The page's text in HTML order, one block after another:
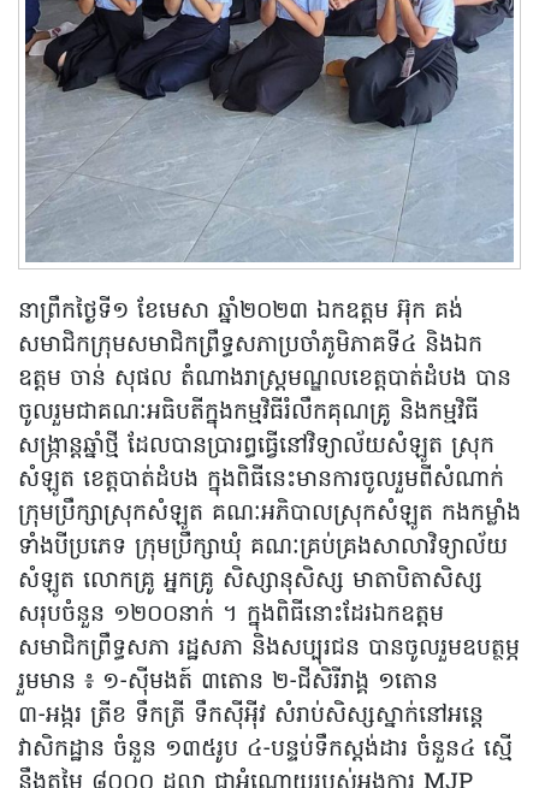
នាព្រឹកថ្ងៃទី១ ខែមេសា ឆ្នាំ២០២៣ ឯកឧត្តម អ៊ុក គង់
សមាជិកក្រុមសមាជិកព្រឹទ្ធសភាប្រចាំភូមិភាគទី៤ និងឯក
ឧត្តម ចាន់ សុផល តំណាងរាស្រ្តមណ្ឌលខេត្តបាត់ដំបង បាន
ចូលរួមជាគណៈអធិបតីក្នុងកម្មវិធីរំលឹកគុណគ្រូ និងកម្មវិធី
សង្រ្កាន្តឆ្នាំថ្មី ដែលបានប្រារព្ធធ្វើនៅវិទ្យាល័យសំឡូត ស្រុក
សំឡូត ខេត្តបាត់ដំបង ក្នុងពិធីនេះមានការចូលរួមពីសំណាក់
ក្រុមប្រឹក្សាស្រុកសំឡូត គណៈអភិបាលស្រុកសំឡូត កងកម្លាំង
ទាំងបីប្រភេទ ក្រុមប្រឹក្សាឃុំ គណៈគ្រប់គ្រងសាលាវិទ្យាល័យ
សំឡូត លោកគ្រូ អ្នកគ្រូ សិស្សានុសិស្ស មាតាបិតាសិស្ស
សរុបចំនួន ១២០០នាក់ ។ ក្នុងពិធីនោះដែរឯកឧត្តម
សមាជិកព្រឹទ្ធសភា រដ្ឋសភា និងសប្បុរជន បានចូលរួមឧបត្ថម្ភ
រួមមាន ៖ ១-ស៊ីមងត៍ ៣តោន ២-ជីសិរីរាង្គ ១តោន
៣-អង្ករ ត្រីខ ទឹកត្រី ទឹកស៊ីអ៉ីវ សំរាប់សិស្សស្នាក់នៅអន្តេ
វាសិកដ្ឋាន ចំនួន ១៣៥រូប ៤-បន្ទប់ទឹកស្តង់ដារ ចំនួន៤ ស្មើ